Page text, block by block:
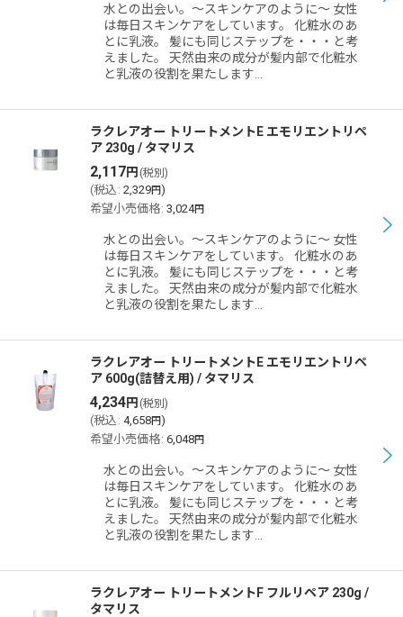
水との出会い。〜スキンケアのように〜 女性
は毎日スキンケアをしています。 化粧水のあ
とに乳液。 髪にも同じステップを・・・と考
えました。 天然由来の成分が髪内部で化粧水
と乳液の役割を果たします…
ラクレアオー トリートメントE エモリエントリペ
ア 230g / タマリス
2,117円 (税別)
(税込 : 2,329円)
希望小売価格: 3,024円
水との出会い。〜スキンケアのように〜 女性
は毎日スキンケアをしています。 化粧水のあ
とに乳液。 髪にも同じステップを・・・と考
えました。 天然由来の成分が髪内部で化粧水
と乳液の役割を果たします…
ラクレアオー トリートメントE エモリエントリペ
ア 600g(詰替え用) / タマリス
4,234円 (税別)
(税込 : 4,658円)
希望小売価格: 6,048円
水との出会い。〜スキンケアのように〜 女性
は毎日スキンケアをしています。 化粧水のあ
とに乳液。 髪にも同じステップを・・・と考
えました。 天然由来の成分が髪内部で化粧水
と乳液の役割を果たします…
ラクレアオー トリートメントF フルリペア 230g /
タマリス